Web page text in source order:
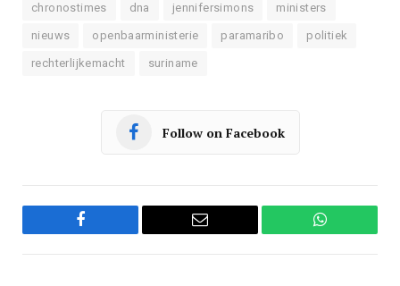
chronostimes dna jennifersimons ministers
nieuws openbaarministerie paramaribo politiek
rechterlijkemacht suriname
Follow on Facebook
Facebook Email WhatsApp